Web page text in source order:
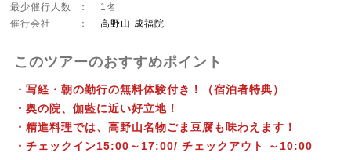
最少催行人数
：
1名
催行会社
： 高野山 成福院
このツアーのおすすめポイント
・写経・朝の勤行の無料体験付き！（宿泊者特典）
・奥の院、伽藍に近い好立地！
・精進料理では、高野山名物ごま豆腐も味わえます！
・チェックイン15:00～17:00/ チェックアウト ～10:00